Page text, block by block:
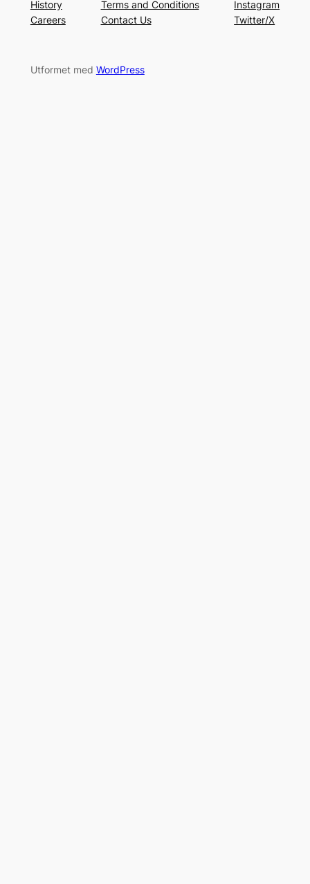
History
Careers
Terms and Conditions
Contact Us
Instagram
Twitter/X
Utformet med WordPress